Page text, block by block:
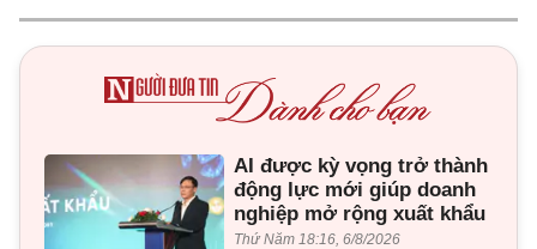
AI được kỳ vọng trở thành
động lực mới giúp doanh
nghiệp mở rộng xuất khẩu
Thứ Năm 18:16, 6/8/2026